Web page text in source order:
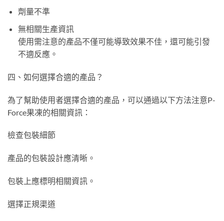
劑量不準
無相關生產資訊
使用需注意的產品不僅可能導致效果不佳，還可能引發
不適反應。
四、如何選擇合適的產品？
為了幫助使用者選擇合適的產品，可以通過以下方法注意P-
Force果凍的相關資訊：
檢查包裝細節
產品的包裝設計應清晰。
包裝上應標明相關資訊。
選擇正規渠道